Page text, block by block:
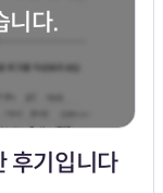
니다.
후기입니다